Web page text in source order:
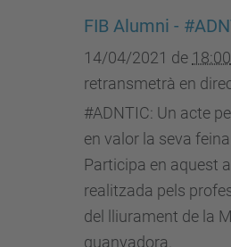
FIB Alumni -
14/04/2021 de 18:00
retransmetrà en
#ADNTIC: Un acte
en valor la seva
Participa en aquest
realitzada pels
del lliurament de la
guanyadora.